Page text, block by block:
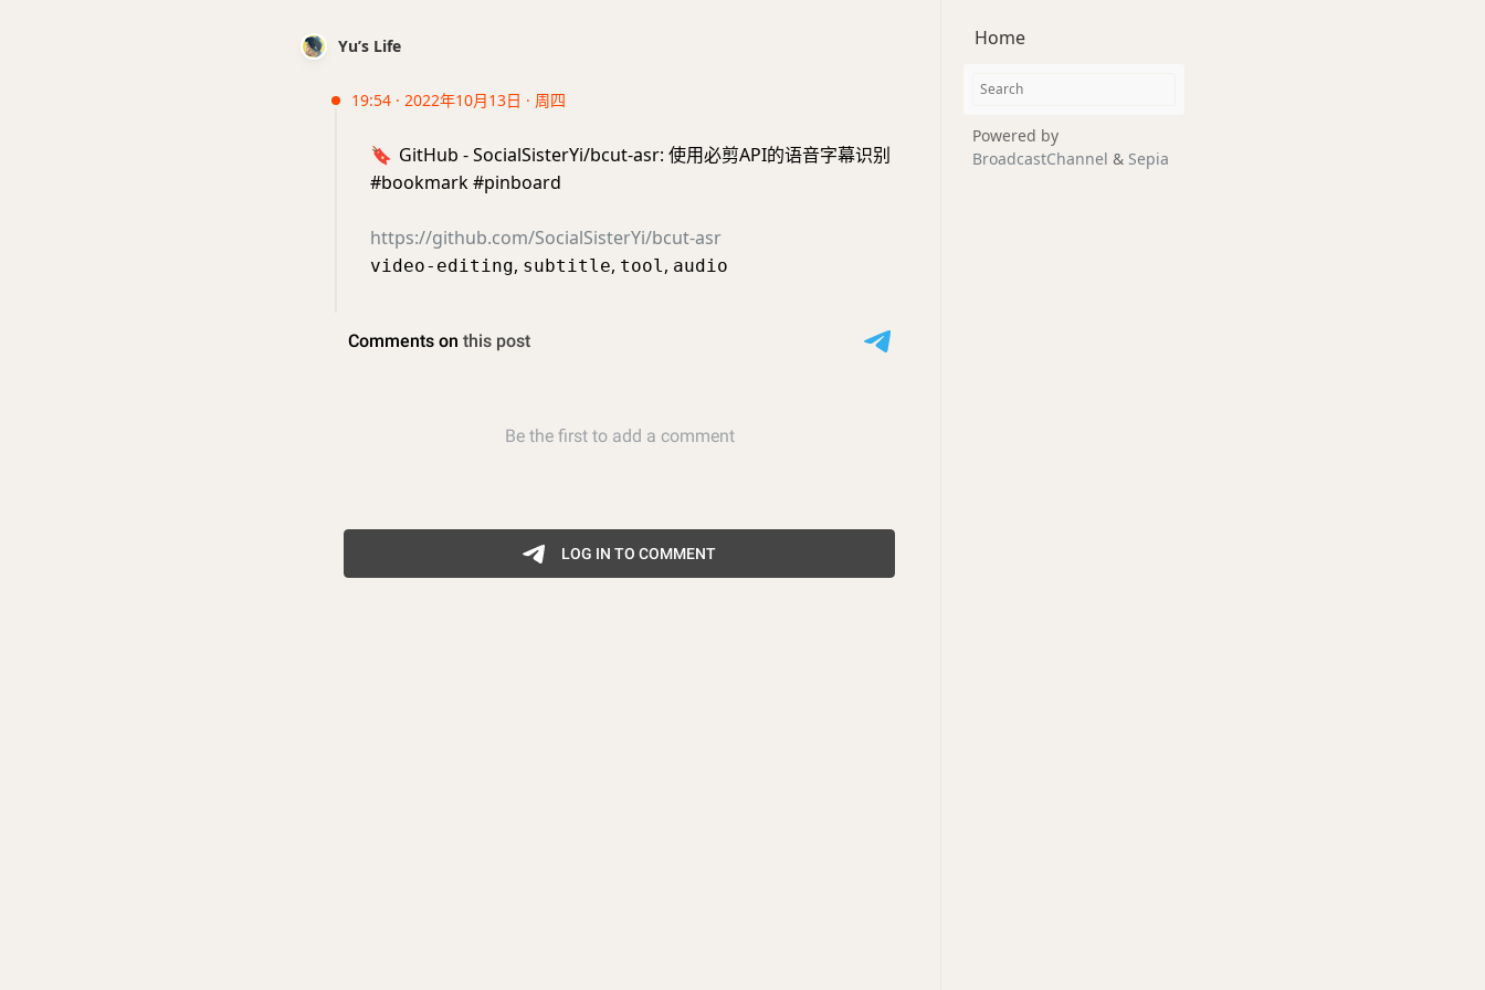
Yu’s Life
19:54 · 2022年10月13日 · 周四
🔖 GitHub - SocialSisterYi/bcut-asr: 使用必剪API的语音字幕识别
#bookmark #pinboard
https://github.com/SocialSisterYi/bcut-asr
video-editing, subtitle, tool, audio
Home
Powered by
BroadcastChannel & Sepia